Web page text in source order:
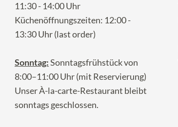
11:30 - 14:00 Uhr
Küchenöffnungszeiten: 12:00 -
13:30 Uhr (last order)
Sonntag:Sonntagsfrühstück von
8:00–11:00 Uhr (mit Reservierung)
Unser À-la-carte-Restaurant bleibt
sonntags geschlossen.